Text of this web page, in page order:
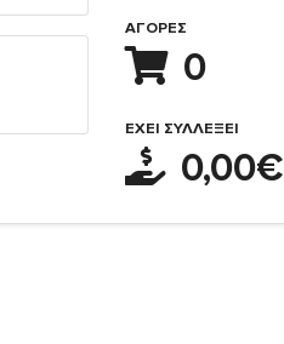
ΑΓΟΡΈΣ
0
ΈΧΕΙ ΣΥΛΛΈΞΕΙ
0,00€